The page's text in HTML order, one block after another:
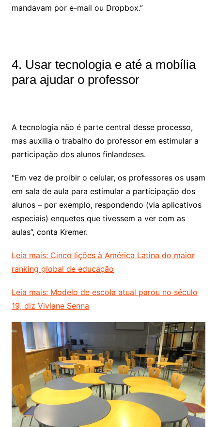
mandavam por e-mail ou Dropbox.”
4. Usar tecnologia e até a mobília
para ajudar o professor
A tecnologia não é parte central desse processo,
mas auxilia o trabalho do professor em estimular a
participação dos alunos finlandeses.
“Em vez de proibir o celular, os professores os usam
em sala de aula para estimular a participação dos
alunos – por exemplo, respondendo (via aplicativos
especiais) enquetes que tivessem a ver com as
aulas”, conta Kremer.
Leia mais: Cinco lições à América Latina do maior
ranking global de educação
Leia mais: Modelo de escola atual parou no século
19, diz Viviane Senna